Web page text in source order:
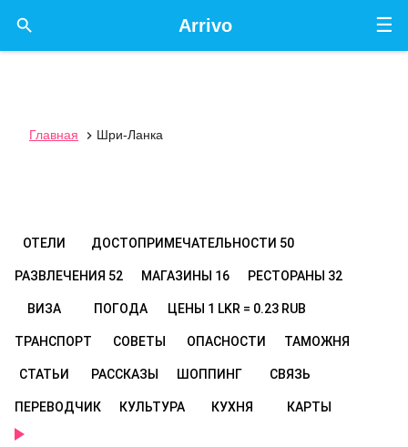
☰
Arrivo

Главная  Шри-Ланка
ОТЕЛИ ДОСТОПРИМЕЧАТЕЛЬНОСТИ 50
РАЗВЛЕЧЕНИЯ 52 МАГАЗИНЫ 16 РЕСТОРАНЫ 32
ВИЗА ПОГОДА ЦЕНЫ 1 LKR = 0.23 RUB
ТРАНСПОРТ СОВЕТЫ ОПАСНОСТИ ТАМОЖНЯ
СТАТЬИ РАССКАЗЫ ШОППИНГ СВЯЗЬ
ПЕРЕВОДЧИК КУЛЬТУРА КУХНЯ КАРТЫ
